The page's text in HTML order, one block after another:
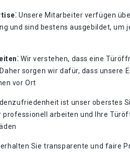
Unsere Mitarbeiter verfügen
und sind bestens ausgebildet, um
Wir verstehen, dass eine
sorgen wir dafür, dass unsere
vor Ort
ist unser oberstes
professionell arbeiten und Ihre
erhalten Sie transparente und faire